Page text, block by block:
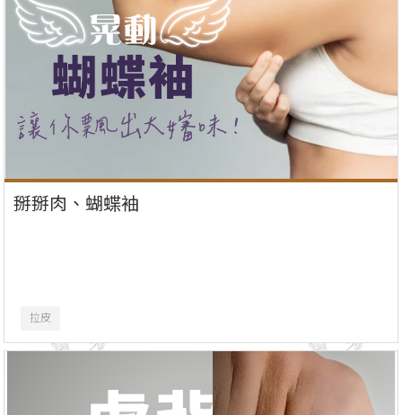
掰掰肉、蝴蝶袖
拉皮